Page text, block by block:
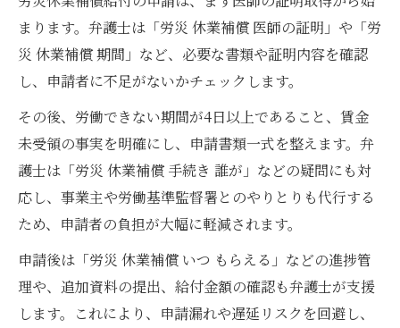
まります。弁護士は「労災 休業補償 医師の証明」や「労
災 休業補償 期間」など、必要な書類や証明内容を確認
し、申請者に不足がないかチェックします。
その後、労働できない期間が4日以上であること、賃金
未受領の事実を明確にし、申請書類一式を整えます。弁
護士は「労災 休業補償 手続き 誰が」などの疑問にも対
応し、事業主や労働基準監督署とのやりとりも代行する
ため、申請者の負担が大幅に軽減されます。
申請後は「労災 休業補償 いつ もらえる」などの進捗管
理や、追加資料の提出、給付金額の確認も弁護士が支援
します。これにより、申請漏れや遅延リスクを回避し、